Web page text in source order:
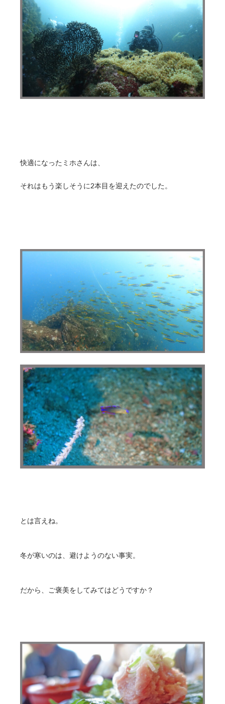
快適になったミホさんは、
それはもう楽しそうに2本目を迎えたのでした。
とは言えね。
冬が寒いのは、避けようのない事実。
だから、ご褒美をしてみてはどうですか？